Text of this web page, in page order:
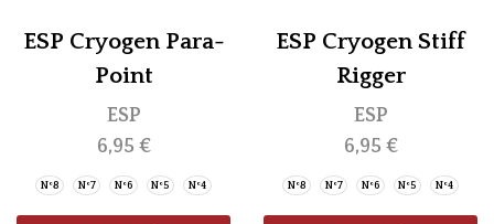
ESP Cryogen Para-
Point
ESP
6,95 €
Nº8 Nº7 Nº6 Nº5 Nº4
ESP Cryogen Stiff
Rigger
ESP
6,95 €
Nº8 Nº7 Nº6 Nº5 Nº4